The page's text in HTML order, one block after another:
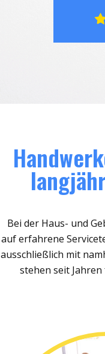
Bei der Haus- und
auf erfahrene
ausschließlich mit
stehen seit